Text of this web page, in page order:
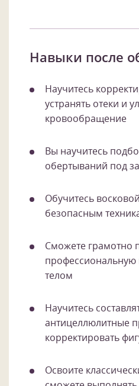
Навыки после
Научитесь
устранять отеки и
кровообращение
Вы научитесь
обертываний под
Обучитесь
безопасным
Сможете грамотно
профессиональную
телом
Научитесь
антицеллюлитные
корректировать
Освоите